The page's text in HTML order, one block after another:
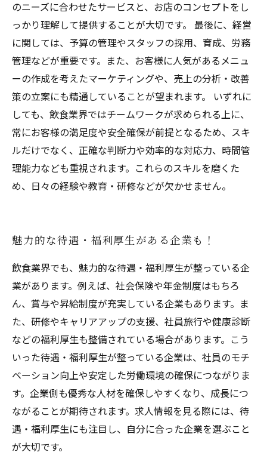
のニーズに合わせたサービスと、お店のコンセプトをし
っかり理解して提供することが大切です。 最後に、経営
に関しては、予算の管理やスタッフの採用、育成、労務
管理などが重要です。また、お客様に人気があるメニュ
ーの作成を考えたマーケティングや、売上の分析・改善
策の立案にも精通していることが望まれます。 いずれに
しても、飲食業界ではチームワークが求められる上に、
常にお客様の満足度や安全確保が前提となるため、スキ
ルだけでなく、正確な判断力や効率的な対応力、時間管
理能力なども重視されます。これらのスキルを磨くた
め、日々の経験や教育・研修などが欠かせません。
魅力的な待遇・福利厚生がある企業も！
飲食業界でも、魅力的な待遇・福利厚生が整っている企
業があります。例えば、社会保険や年金制度はもちろ
ん、賞与や昇給制度が充実している企業もあります。ま
た、研修やキャリアアップの支援、社員旅行や健康診断
などの福利厚生も整備されている場合があります。こう
いった待遇・福利厚生が整っている企業は、社員のモチ
ベーション向上や安定した労働環境の確保につながりま
す。企業側も優秀な人材を確保しやすくなり、成長につ
ながることが期待されます。求人情報を見る際には、待
遇・福利厚生にも注目し、自分に合った企業を選ぶこと
が大切です。